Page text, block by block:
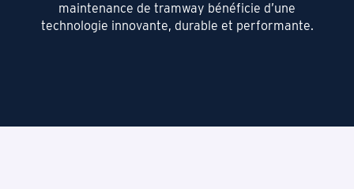
maintenance de tramway bénéficie d’une
technologie innovante, durable et performante.